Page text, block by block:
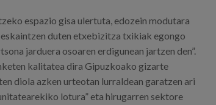
espazio gisa ulertuta, edozein modutara
duten etxebizitza txikiak egongo
jarduera osoaren erdigunean jartzen den”.
kalitatea dira Gipuzkoako gizarte
diola azken urteotan lurraldean garatzen ari
lotura” eta hirugarren sektore